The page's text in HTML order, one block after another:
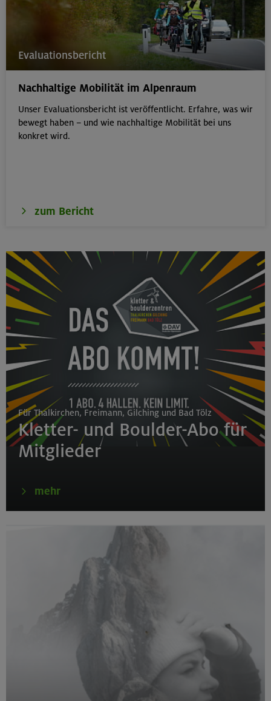
Evaluationsbericht
Nachhaltige Mobilität im Alpenraum
Unser Evaluationsbericht ist veröffentlicht. Erfahre, was wir
bewegt haben – und wie nachhaltige Mobilität bei uns
konkret wird.
zum Bericht
Für Thalkirchen, Freimann, Gilching und Bad Tölz
Kletter- und Boulder-Abo für
Mitglieder
mehr